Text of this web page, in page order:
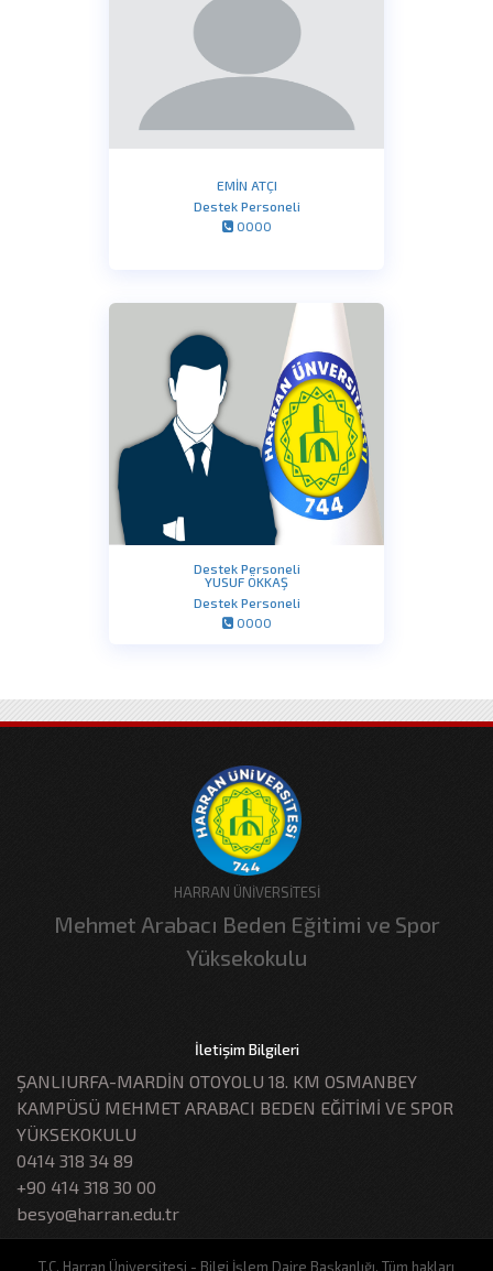
HARRAN ÜNİVERSİTESİ
Mehmet Arabacı Beden Eğitimi ve Spor
Yüksekokulu
İletişim Bilgileri
ŞANLIURFA-MARDİN OTOYOLU 18. KM OSMANBEY
KAMPÜSÜ MEHMET ARABACI BEDEN EĞİTİMİ VE SPOR
YÜKSEKOKULU
0414 318 34 89
+90 414 318 30 00
besyo@harran.edu.tr
T.C. Harran Üniversitesi - Bilgi İşlem Daire Başkanlığı, Tüm hakları